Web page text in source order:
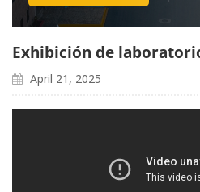
Exhibición de
April 21, 2025